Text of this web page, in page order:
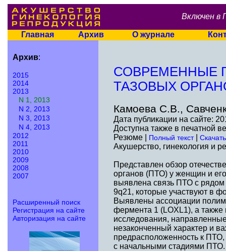
Включен в
Главная Архив О журнале
Архив:
2015
2014
2013
N 1, 2013
N 2, 2013
N 3, 2013
N 4, 2013
2012
2011
2010
2009
2008
2007
Расширенный поиск
Регистрация на сайте
Авторизация на сайте
СОВРЕМЕННЫЕ
ТАЗОВЫХ
Камоева C.В.,
Дата публикации на сайте:
Доступна также в печатной
Резюме | Полный текст|
Акушерство, гинекология и
Представлен обзор
органов (ПТО) у женщин и
выявлена связь ПТО с
9q21, которые участвуют в
Выявлены ассоциации
фермента 1 (LOXL1), а также
исследования,
незаконченный характер и
предрасположенность к
с начальными стадиями ПТО.